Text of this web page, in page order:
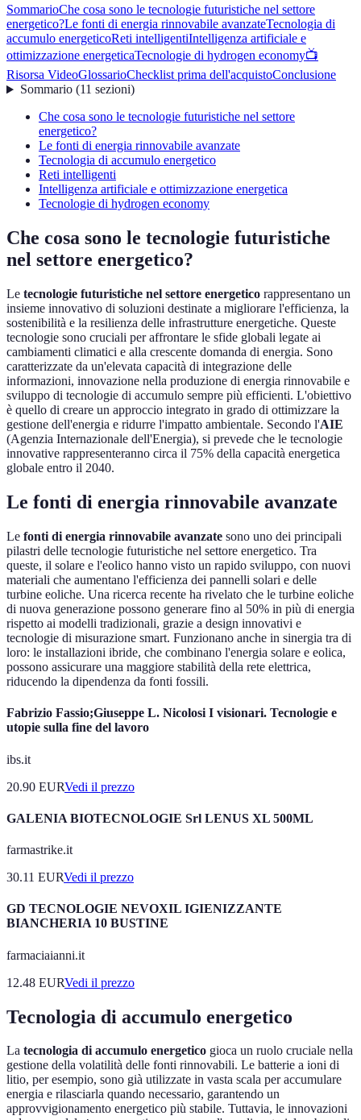
SommarioChe cosa sono le tecnologie futuristiche nel settore
energetico?Le fonti di energia rinnovabile avanzateTecnologia di
accumulo energeticoReti intelligentiIntelligenza artificiale e
ottimizzazione energeticaTecnologie di hydrogen economy📺
Risorsa VideoGlossarioChecklist prima dell'acquistoConclusione
Sommario(11 sezioni)
Che cosa sono le tecnologie futuristiche nel settore
energetico?
Le fonti di energia rinnovabile avanzate
Tecnologia di accumulo energetico
Reti intelligenti
Intelligenza artificiale e ottimizzazione energetica
Tecnologie di hydrogen economy
Che cosa sono le tecnologie futuristiche
nel settore energetico?
Le tecnologie futuristiche nel settore energetico rappresentano un
insieme innovativo di soluzioni destinate a migliorare l'efficienza, la
sostenibilità e la resilienza delle infrastrutture energetiche. Queste
tecnologie sono cruciali per affrontare le sfide globali legate ai
cambiamenti climatici e alla crescente domanda di energia. Sono
caratterizzate da un'elevata capacità di integrazione delle
informazioni, innovazione nella produzione di energia rinnovabile e
sviluppo di tecnologie di accumulo sempre più efficienti. L'obiettivo
è quello di creare un approccio integrato in grado di ottimizzare la
gestione dell'energia e ridurre l'impatto ambientale. Secondo l'AIE
(Agenzia Internazionale dell'Energia), si prevede che le tecnologie
innovative rappresenteranno circa il 75% della capacità energetica
globale entro il 2040.
Le fonti di energia rinnovabile avanzate
Le fonti di energia rinnovabile avanzate sono uno dei principali
pilastri delle tecnologie futuristiche nel settore energetico. Tra
queste, il solare e l'eolico hanno visto un rapido sviluppo, con nuovi
materiali che aumentano l'efficienza dei pannelli solari e delle
turbine eoliche. Una ricerca recente ha rivelato che le turbine eoliche
di nuova generazione possono generare fino al 50% in più di energia
rispetto ai modelli tradizionali, grazie a design innovativi e
tecnologie di misurazione smart. Funzionano anche in sinergia tra di
loro: le installazioni ibride, che combinano l'energia solare e eolica,
possono assicurare una maggiore stabilità della rete elettrica,
riducendo la dipendenza da fonti fossili.
Fabrizio Fassio;Giuseppe L. Nicolosi I visionari. Tecnologie e
utopie sulla fine del lavoro
ibs.it
20.90 EURVedi il prezzo
GALENIA BIOTECNOLOGIE Srl LENUS XL 500ML
farmastrike.it
30.11 EURVedi il prezzo
GD TECNOLOGIE NEVOXIL IGIENIZZANTE
BIANCHERIA 10 BUSTINE
farmaciaianni.it
12.48 EURVedi il prezzo
Tecnologia di accumulo energetico
La tecnologia di accumulo energetico gioca un ruolo cruciale nella
gestione della volatilità delle fonti rinnovabili. Le batterie a ioni di
litio, per esempio, sono già utilizzate in vasta scala per accumulare
energia e rilasciarla quando necessario, garantendo un
approvvigionamento energetico più stabile. Tuttavia, le innovazioni